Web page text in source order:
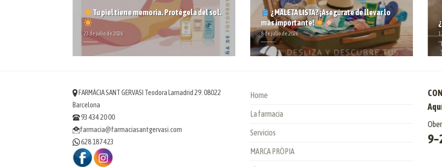
Tu piel tiene memoria. Protégela del sol.
23 de julio de 2026
¿MALETA LISTA? ¡Asegúrate de llevar lo
más importante!
8 de julio de 2026
FARMÀCIA SANT GERVASI Teodora Lamadrid 29. 08022
Barcelona
93 434 20 00
farmacia@farmaciasantgervasi.com
628 187 423
Home
La farmacia
Servicios
MARCA PRÒPIA